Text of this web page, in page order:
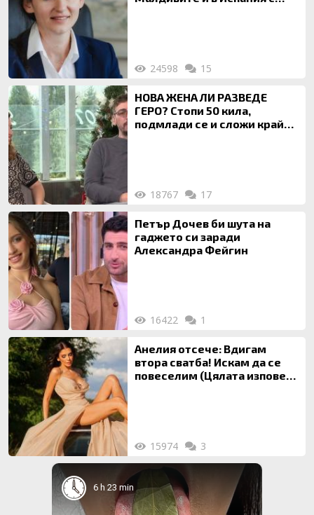
24598 15
НОВА ЖЕНА ЛИ РАЗВЕДЕ
ГЕРО? Стопи 50 кила,
подмлади се и сложи край
18767 17
Петър Дочев би шута на
гаджето си заради
Александра Фейгин
16422 1
Анелия отсече: Вдигам
втора сватба! Искам да се
повеселим (Цялата изповед
15974 3
6 h 23 min